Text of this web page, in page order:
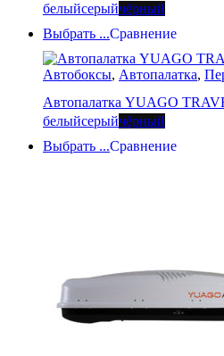
белыйсерыйчёрный
Выбрать ...Сравнение
Автобоксы, Автопалатка,
Автопалатка YUAGO
белыйсерыйчёрный
Выбрать ...Сравнение